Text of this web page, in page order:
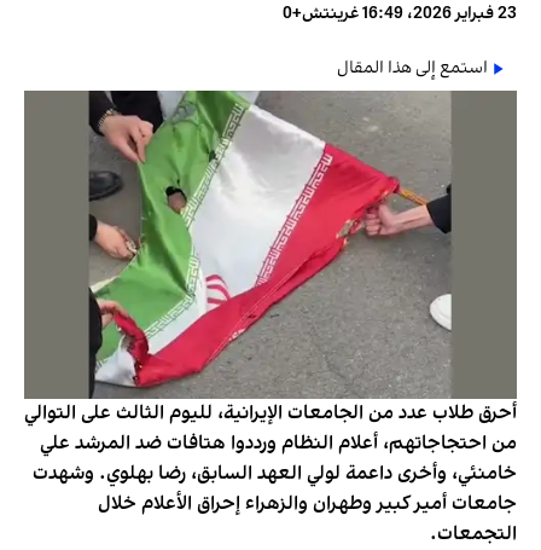
23 فبراير 2026، 16:49 غرينتش+0
استمع إلى هذا المقال
أحرق طلاب عدد من الجامعات الإيرانية، لليوم الثالث على التوالي
من احتجاجاتهم، أعلام النظام ورددوا هتافات ضد المرشد علي
خامنئي، وأخرى داعمة لولي العهد السابق، رضا بهلوي. وشهدت
جامعات أمير كبير وطهران والزهراء إحراق الأعلام خلال
التجمعات.